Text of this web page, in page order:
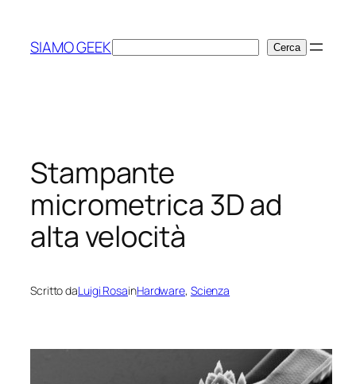
contenuto
SIAMO GEEKCerca Cerca
Stampante
micrometrica 3D ad
alta velocità
Scritto daLuigi RosainHardware, Scienza